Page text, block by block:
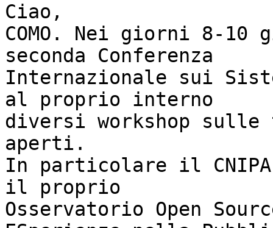
Ciao,
COMO. Nei giorni 8-
seconda Conferenza
Internazionale sui
al proprio interno
diversi workshop sulle
aperti.
In particolare il
il proprio
Osservatorio Open